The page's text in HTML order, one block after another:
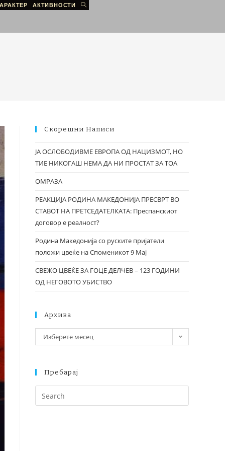
АКТИВНОСТИ
Скорешни Написи
ЈА ОСЛОБОДИВМЕ ЕВРОПА ОД НАЦИЗМОТ, НО
ТИЕ НИКОГАШ НЕМА ДА НИ ПРОСТАТ ЗА ТОА
ОМРАЗА
РЕАКЦИЈА РОДИНА МАКЕДОНИЈА ПРЕСВРТ ВО
СТАВОТ НА ПРЕТСЕДАТЕЛКАТА: Преспанскиот
договор е реалност?
Родина Македонија со руските пријатели
положи цвеќе на Споменикот 9 Мај
СВЕЖО ЦВЕЌЕ ЗА ГОЦЕ ДЕЛЧЕВ – 123 ГОДИНИ
ОД НЕГОВОТО УБИСТВО
Архива
Изберете месец
Пребарај